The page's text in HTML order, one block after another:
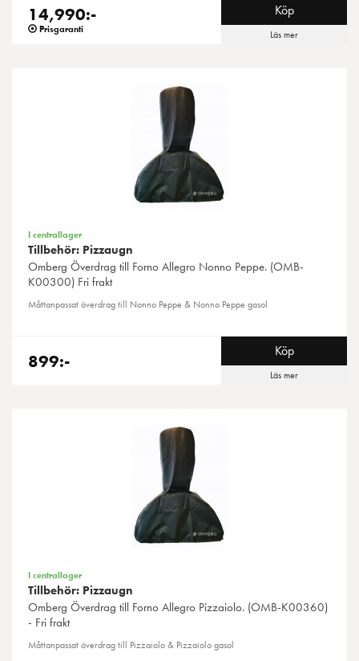
14,990:-
Prisgaranti
Köp
Läs mer
I centrallager
Tillbehör: Pizzaugn
Omberg Överdrag till Forno Allegro Nonno Peppe. (OMB-
K00300) Fri frakt
Måttanpassat överdrag till Nonno Peppe & Nonno Peppe gasol
899:- Köp
Läs mer
I centrallager
Tillbehör: Pizzaugn
Omberg Överdrag till Forno Allegro Pizzaiolo. (OMB-K00360)
- Fri frakt
Måttanpassat överdrag till Pizzaiolo & Pizzaiolo gasol